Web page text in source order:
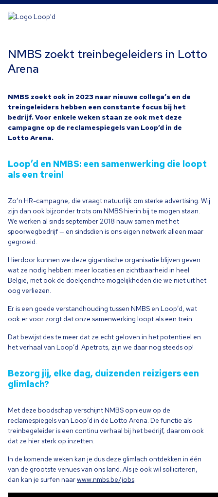
NMBS zoekt treinbegeleiders in Lotto
Arena
NMBS zoekt ook in 2023 naar nieuwe collega’s en de
treingeleiders hebben een constante focus bij het
bedrijf. Voor enkele weken staan ze ook met deze
campagne op de reclamespiegels van Loop’d in de
Lotto Arena.
Loop’d en NMBS: een samenwerking die loopt
als een trein!
Zo’n HR-campagne, die vraagt natuurlijk om sterke advertising. Wij
zijn dan ook bijzonder trots om NMBShierin bij te mogen staan.
We werken al sinds september 2018 nauw samen met het
spoorwegbedrijf — en sindsdien is ons eigen netwerk alleen maar
gegroeid.
Hierdoor kunnen we deze gigantische organisatie blijven geven
wat ze nodig hebben: meer locaties en zichtbaarheid in heel
België, met ook de doelgerichte mogelijkheden die we niet uit het
oog verliezen.
Er is een goede verstandhouding tussen NMBS en Loop’d, wat
ook er voor zorgt dat onze samenwerking loopt als een trein.
Dat bewijst des te meer dat ze echt geloven in het potentieel en
het verhaal van Loop’d. Apetrots, zijn we daar nog steeds op!
Bezorg jij, elke dag, duizenden reizigers een
glimlach?
Met deze boodschap verschijntNMBS opnieuw op de
reclamespiegels van Loop’d in de Lotto Arena. De functie als
treinbegeleider is een continu verhaal bij het bedrijf, daarom ook
dat ze hier sterk op inzetten.
In de komende weken kan je dus deze glimlach ontdekken in één
van de grootste venues van ons land. Als je ook wil solliciteren,
dan kan je surfen naarwww​.nmbs​.be/jobs.